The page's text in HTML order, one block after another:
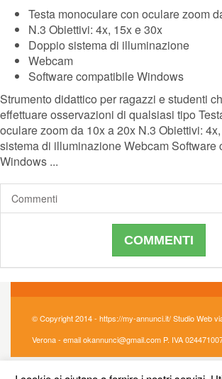
Testa monoculare con oculare zoom
N.3 Obiettivi: 4x, 15x e 30x
Doppio sistema di illuminazione
Webcam
Software compatibile Windows
Strumento didattico per ragazzi e studenti
effettuare osservazioni di qualsiasi tipo
oculare zoom da 10x a 20x N.3 Obiettivi:
sistema di illuminazione Webcam Software
Windows ...
Commenti
COMMENTI
© Copyright 2014 - https://my-annunci.it/ Studio Web
Verona - email okannunci@gmail.com P. IVA